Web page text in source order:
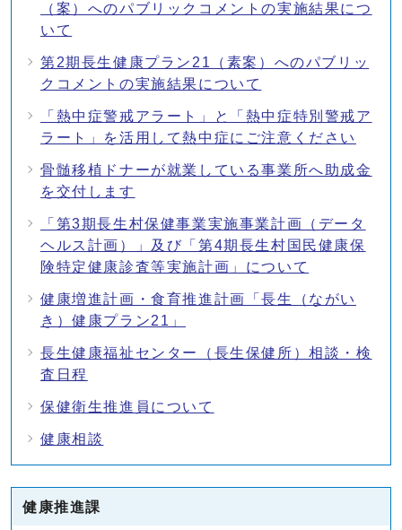
（案）へのパブリックコメントの実施結果につ
いて
第2期長生健康プラン21（素案）へのパブリッ
クコメントの実施結果について
「熱中症警戒アラート」と「熱中症特別警戒ア
ラート」を活用して熱中症にご注意ください
骨髄移植ドナーが就業している事業所へ助成金
を交付します
「第3期長生村保健事業実施事業計画（データ
ヘルス計画）」及び「第4期長生村国民健康保
険特定健康診査等実施計画」について
健康増進計画・食育推進計画「長生（ながい
き）健康プラン21」
長生健康福祉センター（長生保健所）相談・検
査日程
保健衛生推進員について
健康相談
健康推進課